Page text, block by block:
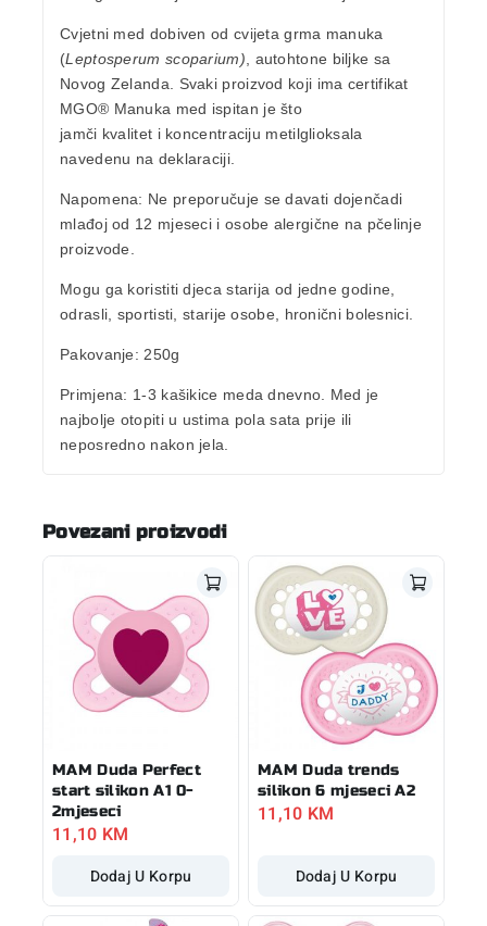
Cvjetni med dobiven od cvijeta grma manuka
(Leptosperum scoparium), autohtone biljke sa
Novog Zelanda. Svaki proizvod koji ima certifikat
MGO® Manuka med ispitan je što
jamči kvalitet i koncentraciju metilglioksala
navedenu na deklaraciji.
Napomena: Ne preporučuje se davati dojenčadi
mlađoj od 12 mjeseci i osobe alergične na pčelinje
proizvode.
Mogu ga koristiti djeca starija od jedne godine,
odrasli, sportisti, starije osobe, hronični bolesnici.
Pakovanje: 250g
Primjena: 1-3 kašikice meda dnevno. Med je
najbolje otopiti u ustima pola sata prije ili
neposredno nakon jela.
Povezani proizvodi
MAM Duda Perfect
start silikon A1 0-
2mjeseci
11,10 KM
Dodaj U Korpu
MAM Duda trends
silikon 6 mjeseci A2
11,10 KM
Dodaj U Korpu